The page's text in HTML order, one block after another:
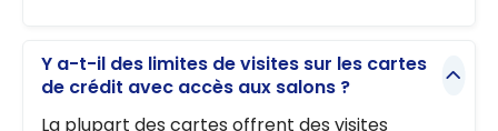
Y a-t-il des limites de visites sur les cartes
de crédit avec accès aux salons ?
La plupart des cartes offrent des visites